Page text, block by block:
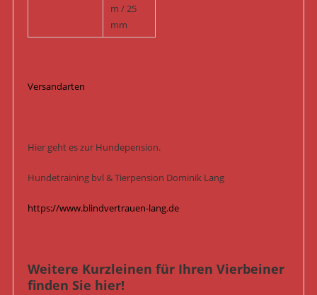
m / 25
mm
Versandarten
Hier geht es zur Hundepension.
Hundetraining bvl & Tierpension Dominik Lang
https://www.blindvertrauen-lang.de
Weitere Kurzleinen für Ihren Vierbeiner
finden Sie hier!